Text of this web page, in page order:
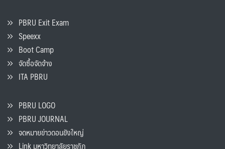
PBRU Exit Exam
Speexx
Boot Camp
จัดซื้อจัดจ้าง
ITA PBRU
PBRU LOGO
PBRU JOURNAL
จดหมายข่าวดอนขังใหญ่
Link มหาวิทยาลัยราชภัฏ